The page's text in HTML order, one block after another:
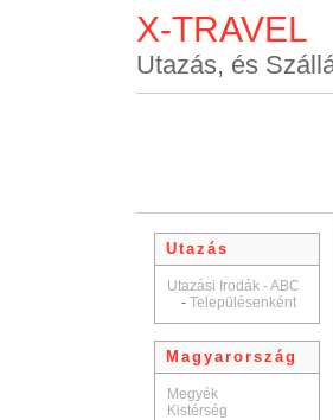
X-TRAVEL
Utazás, és
Utazás
Utazási Irodák - ABC
- Településenként
Magyarország
Megyék
Kistérség